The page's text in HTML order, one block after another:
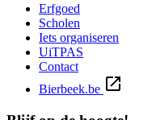
Erfgoed
Scholen
Iets organiseren
UiTPAS
Contact
Bierbeek.be